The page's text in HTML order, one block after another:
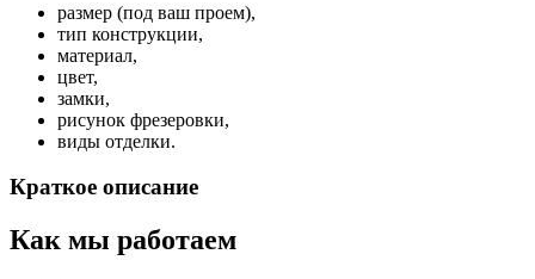
размер (под ваш проем),
тип конструкции,
материал,
цвет,
замки,
рисунок фрезеровки,
виды отделки.
Краткое описание
Как мы работаем